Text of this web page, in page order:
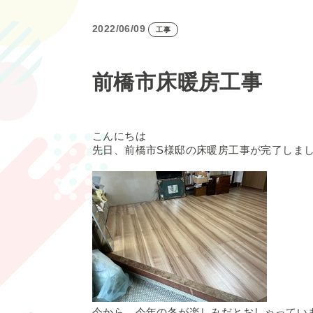
2022/06/09 工事
前橋市床暖房工事
こんにちは
先日、前橋市S様邸の床暖房工事が完了しまし